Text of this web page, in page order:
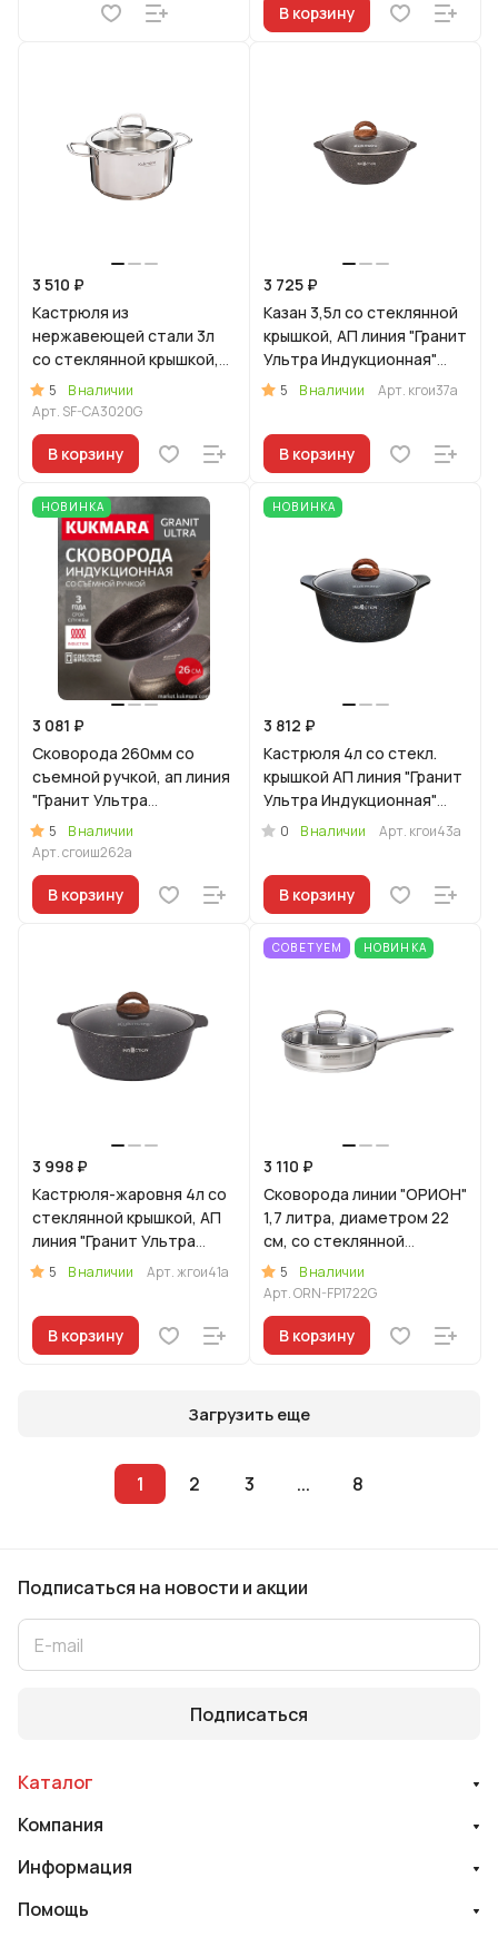
В корзину
3 510 ₽
Кастрюля из
нержавеющей стали 3л
со стеклянной крышкой,
линия "Сафия"
5
В наличии
Арт. SF-CA3020G
В корзину
3 725 ₽
Казан 3,5л со стеклянной
крышкой, АП линия "Гранит
Ультра Индукционная"
(оригинальный)
5 В наличии Арт. кгои37а
В корзину
НОВИНКА
3 081 ₽
Сковорода 260мм со
съемной ручкой, ап линия
"Гранит Ультра
Индукционная"
(оригинальный)
5
В наличии
Арт.сгоиш262а
В корзину
НОВИНКА
3 812 ₽
Кастрюля 4л со стекл.
крышкой АП линия "Гранит
Ультра Индукционная"
(оригинальный)
0 В наличии Арт. кгои43а
В корзину
3 998 ₽
Кастрюля-жаровня 4л со
стеклянной крышкой, АП
линия "Гранит Ультра
Индукционная"
5 В наличии Арт.жгои41а
В корзину
СОВЕТУЕМ НОВИНКА
3 110 ₽
Сковорода линии "ОРИОН"
1,7 литра, диаметром 22
см, со стеклянной
крышкой
5
В наличии
Арт.ORN-FP1722G
В корзину
Загрузить еще
1 2 3 ... 8
Подписаться на новости и акции
Подписаться
Каталог
Компания
Информация
Помощь